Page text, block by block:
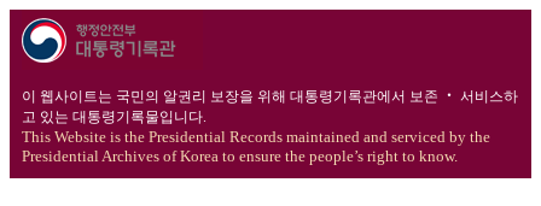
이 웹사이트는 국민의 알권리 보장을 위해 대통령기록관에서 보존 ‧ 서비스하
고 있는 대통령기록물입니다.
This Website is the Presidential Records maintained and serviced by the
Presidential Archives of Korea to ensure the people’s right to know.